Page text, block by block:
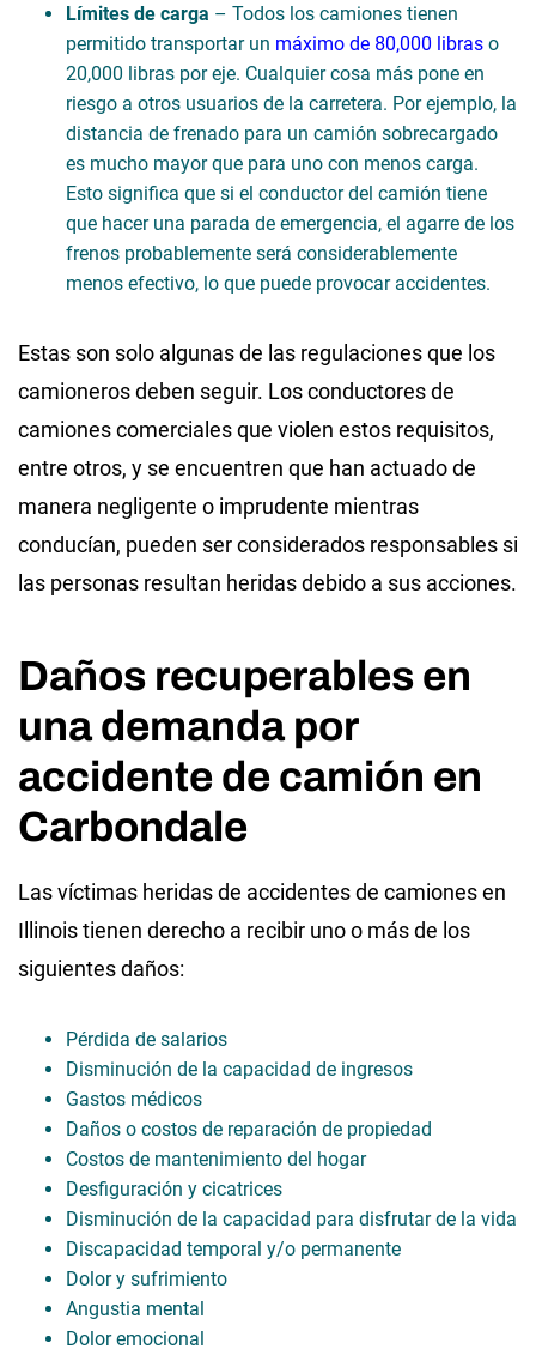
Límites de carga – Todos los camiones tienen
permitido transportar un máximo de 80,000 libras o
20,000 libras por eje. Cualquier cosa más pone en
riesgo a otros usuarios de la carretera. Por ejemplo, la
distancia de frenado para un camión sobrecargado
es mucho mayor que para uno con menos carga.
Esto significa que si el conductor del camión tiene
que hacer una parada de emergencia, el agarre de los
frenos probablemente será considerablemente
menos efectivo, lo que puede provocar accidentes.
Estas son solo algunas de las regulaciones que los
camioneros deben seguir. Los conductores de
camiones comerciales que violen estos requisitos,
entre otros, y se encuentren que han actuado de
manera negligente o imprudente mientras
conducían, pueden ser considerados responsables si
las personas resultan heridas debido a sus acciones.
Daños recuperables en
una demanda por
accidente de camión en
Carbondale
Las víctimas heridas de accidentes de camiones en
Illinois tienen derecho a recibir uno o más de los
siguientes daños:
Pérdida de salarios
Disminución de la capacidad de ingresos
Gastos médicos
Daños o costos de reparación de propiedad
Costos de mantenimiento del hogar
Desfiguración y cicatrices
Disminución de la capacidad para disfrutar de la vida
Discapacidad temporal y/o permanente
Dolor y sufrimiento
Angustia mental
Dolor emocional